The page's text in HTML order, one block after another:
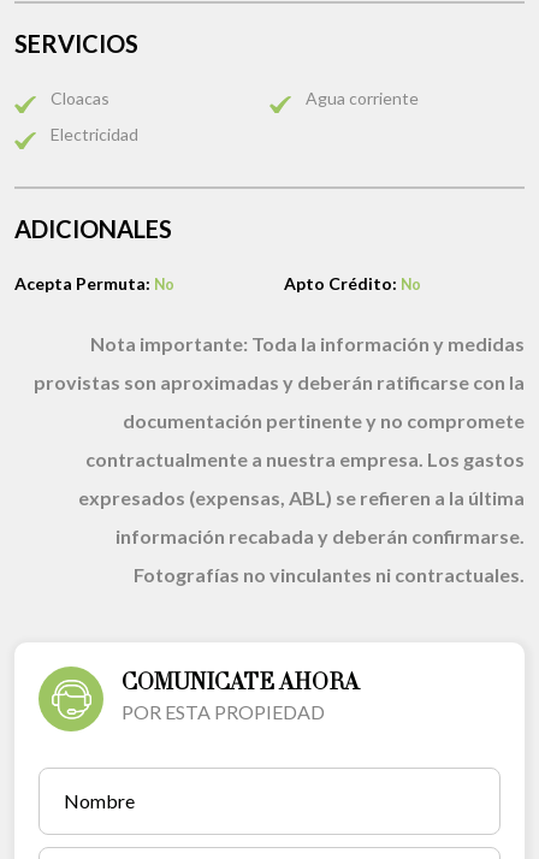
SERVICIOS
Cloacas
Agua corriente
Electricidad
ADICIONALES
Acepta Permuta: No Apto Crédito: No
Nota importante: Toda la información y medidas
provistas son aproximadas y deberán ratificarse con la
documentación pertinente y no compromete
contractualmente a nuestra empresa. Los gastos
expresados (expensas, ABL) se refieren a la última
información recabada y deberán confirmarse.
Fotografías no vinculantes ni contractuales.
COMUNICATE AHORA
POR ESTA PROPIEDAD